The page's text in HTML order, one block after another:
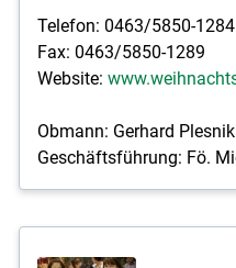
Telefon: 0463/5850-1284
Fax: 0463/5850-1289
Website:
Obmann: Gerhard Plesnik
Geschäftsführung: Fö.